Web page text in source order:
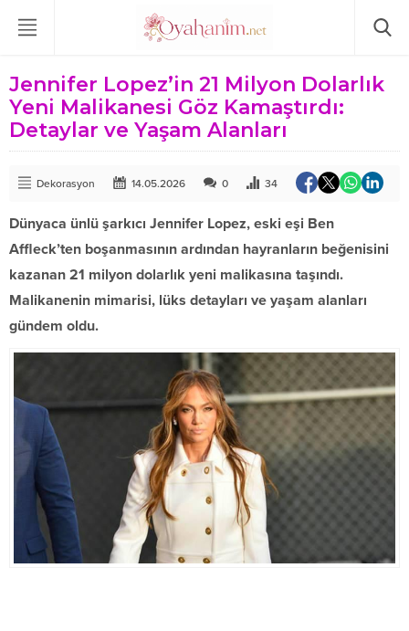
Jennifer Lopez’in 21 Milyon Dolarlık
Yeni Malikanesi Göz Kamaştırdı:
Detaylar ve Yaşam Alanları
Dekorasyon 14.05.2026 0 34
Dünyaca ünlü şarkıcı Jennifer Lopez, eski eşi Ben
Affleck’ten boşanmasının ardından hayranların beğenisini
kazanan 21 milyon dolarlık yeni malikasına taşındı.
Malikanenin mimarisi, lüks detayları ve yaşam alanları
gündem oldu.